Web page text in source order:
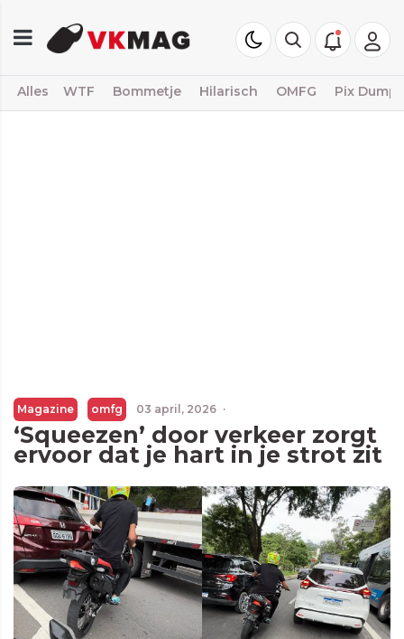
Alles WTF Bommetje Hilarisch OMFG Pix Dump
Magazine omfg 03 april, 2026 ·
‘Squeezen’ door verkeer zorgt
ervoor dat je hart in je strot zit